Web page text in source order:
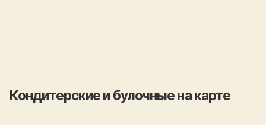
Кондитерские и булочные на карте